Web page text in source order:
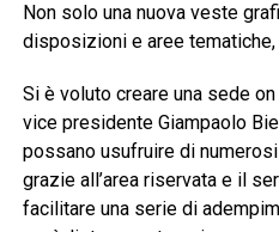
Non solo una nuova veste
disposizioni e aree tematiche,
Si è voluto creare una sede
vice presidente Giampaolo
possano usufruire di
grazie all’area riservata e il
facilitare una serie di